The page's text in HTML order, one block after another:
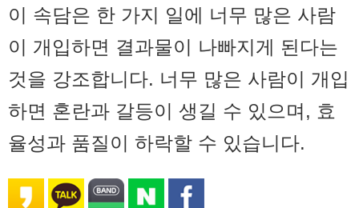
이 속담은 한 가지 일에 너무 많은 사람
이 개입하면 결과물이 나빠지게 된다는
것을 강조합니다. 너무 많은 사람이 개입
하면 혼란과 갈등이 생길 수 있으며, 효
율성과 품질이 하락할 수 있습니다.